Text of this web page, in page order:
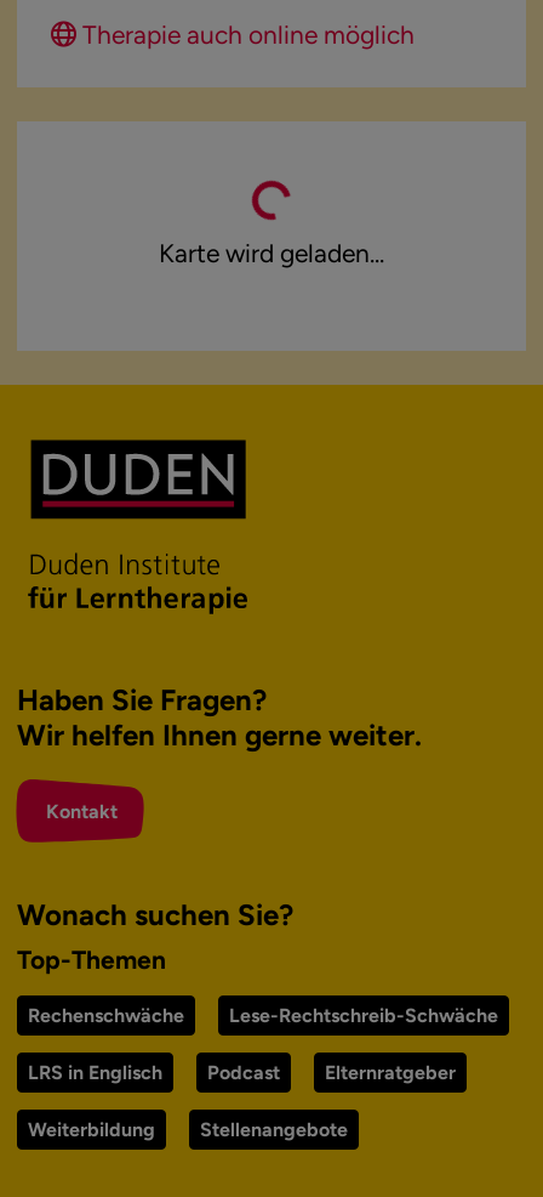
Karte wird geladen...
Haben Sie Fragen?
Wir helfen Ihnen gerne weiter.
Kontakt
Wonach suchen Sie?
Top-Themen
Rechenschwäche Lese-Rechtschreib-Schwäche
LRS in Englisch Podcast Elternratgeber
Weiterbildung Stellenangebote